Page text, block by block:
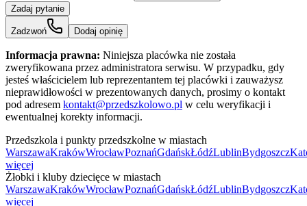
Zadaj pytanie
Zadzwoń Dodaj opinię
Informacja prawna: Niniejsza placówka nie została
zweryfikowana przez administratora serwisu. W przypadku, gdy
jesteś właścicielem lub reprezentantem tej placówki i zauważysz
nieprawidłowości w prezentowanych danych, prosimy o kontakt
pod adresem kontakt@przedszkolowo.pl w celu weryfikacji i
ewentualnej korekty informacji.
Przedszkola i punkty przedszkolne w miastach
WarszawaKrakówWrocławPoznańGdańskŁódźLublinBydgoszcz
więcej
Żłobki i kluby dziecięce w miastach
WarszawaKrakówWrocławPoznańGdańskŁódźLublinBydgoszcz
więcej